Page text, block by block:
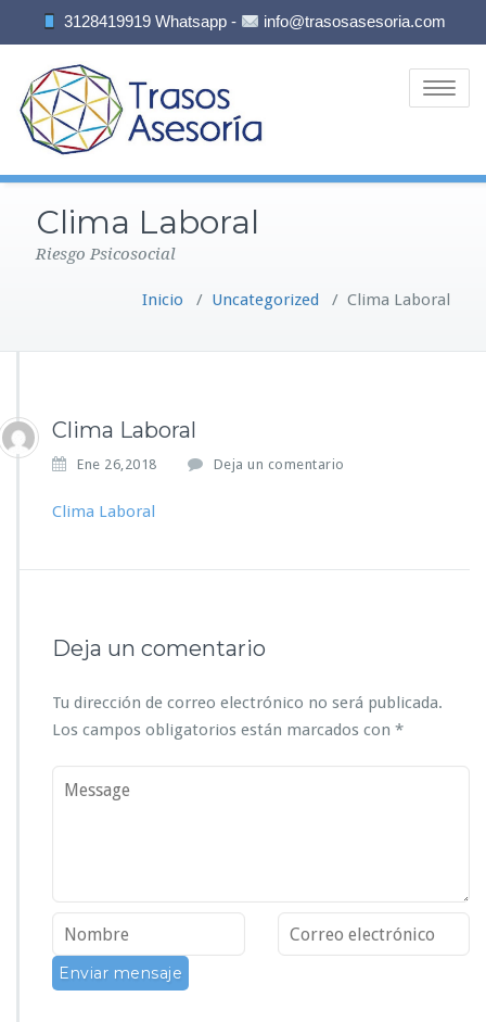
3128419919 Whatsapp - info@trasosasesoria.com
Toggle
Clima Laboral
Riesgo Psicosocial
Inicio / Uncategorized / Clima Laboral
Clima Laboral
Ene 26,2018 Deja un comentario
Clima Laboral
Deja un comentario
Tu dirección de correo electrónico no será publicada.
Los campos obligatorios están marcados con *